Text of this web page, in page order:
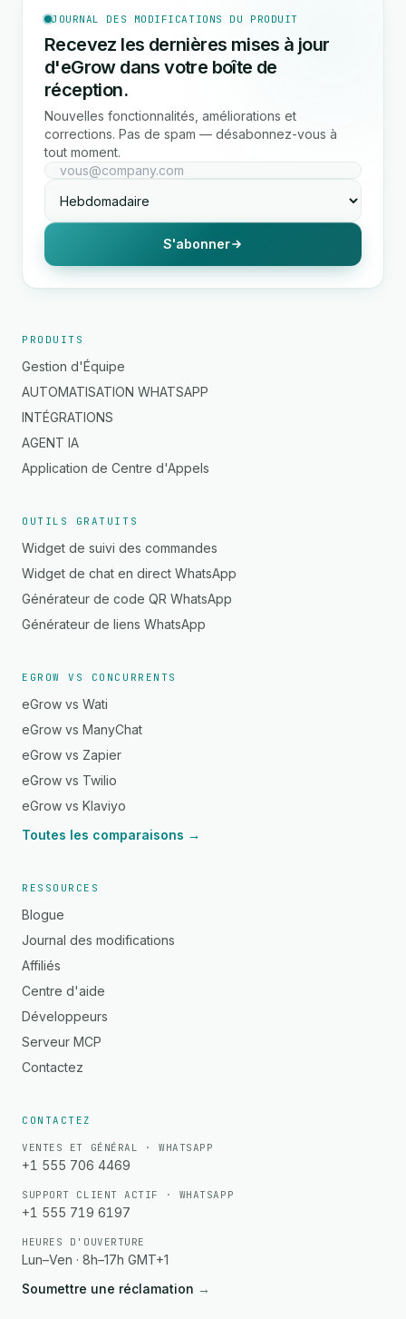
JOURNAL DES MODIFICATIONS DU PRODUIT
Recevez les dernières mises à jour
d'eGrow dans votre boîte de
réception.
Nouvelles fonctionnalités, améliorations et
corrections. Pas de spam — désabonnez-vous à
tout moment.
S'abonner
PRODUITS
Gestion d'Équipe
AUTOMATISATION WHATSAPP
INTÉGRATIONS
AGENT IA
Application de Centre d'Appels
OUTILS GRATUITS
Widget de suivi des commandes
Widget de chat en direct WhatsApp
Générateur de code QR WhatsApp
Générateur de liens WhatsApp
EGROW VS CONCURRENTS
eGrow vs Wati
eGrow vs ManyChat
eGrow vs Zapier
eGrow vs Twilio
eGrow vs Klaviyo
Toutes les comparaisons →
RESSOURCES
Blogue
Journal des modifications
Affiliés
Centre d'aide
Développeurs
Serveur MCP
Contactez
CONTACTEZ
VENTES ET GÉNÉRAL · WHATSAPP
+1 555 706 4469
SUPPORT CLIENT ACTIF · WHATSAPP
+1 555 719 6197
HEURES D'OUVERTURE
Lun–Ven · 8h–17h GMT+1
Soumettre une réclamation →